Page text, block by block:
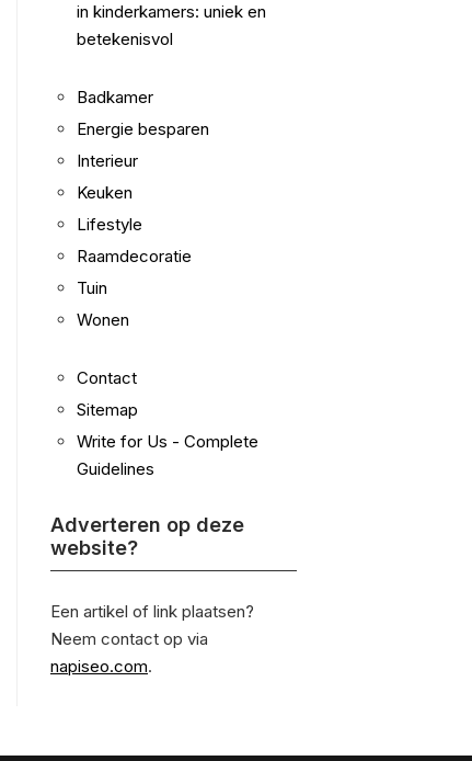
in kinderkamers: uniek en
betekenisvol
Badkamer
Energie besparen
Interieur
Keuken
Lifestyle
Raamdecoratie
Tuin
Wonen
Contact
Sitemap
Write for Us - Complete
Guidelines
Adverteren op deze
website?
Een artikel of link plaatsen?
Neem contact op via
napiseo.com.